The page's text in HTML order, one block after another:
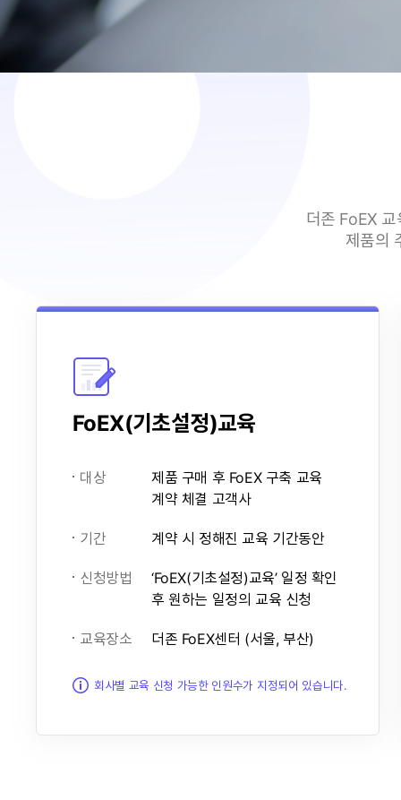
더존 FoEX
제품의
FoEX(기초설정)교육
대상
제품 구매 후 FoEX 구축 교육
계약 체결 고객사
기간 계약 시 정해진 교육 기간동안
신청방법
‘FoEX(기초설정)교육’ 일정 확인
후 원하는 일정의 교육 신청
교육장소 더존 FoEX센터 (서울, 부산)
회사별 교육 신청 가능한 인원수가 지정되어 있습니다.